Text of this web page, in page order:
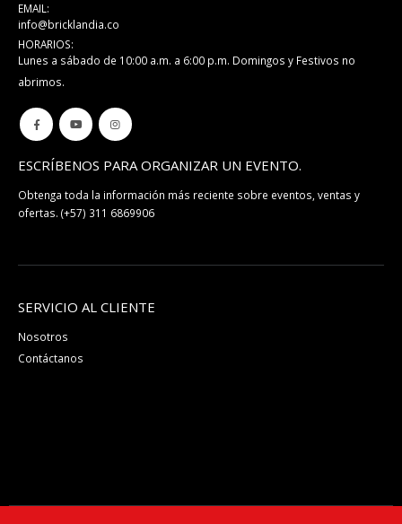
EMAIL:
info@bricklandia.co
HORARIOS:
Lunes a sábado de 10:00 a.m. a 6:00 p.m. Domingos y Festivos no
abrimos.
ESCRÍBENOS PARA ORGANIZAR UN EVENTO.
Obtenga toda la información más reciente sobre eventos, ventas y
ofertas. (+57) 311 6869906
SERVICIO AL CLIENTE
Nosotros
Contáctanos